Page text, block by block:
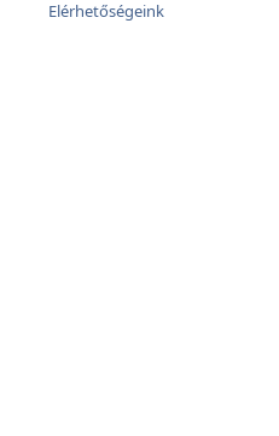
Elérhetőségeink